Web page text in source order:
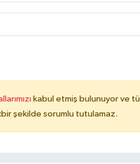
kabul etmiş bulunuyor ve
şekilde sorumlu tutulamaz.